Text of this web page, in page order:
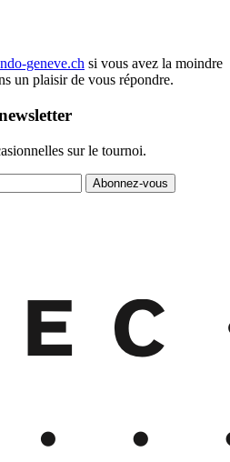
geneve.ch si vous avez la moindre
un plaisir de vous répondre.
sur le tournoi.
Abonnez-vous